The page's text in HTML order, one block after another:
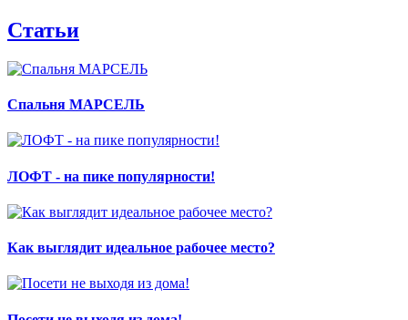
Статьи
Спальня МАРСЕЛЬ
ЛОФТ - на пике популярности!
Как выглядит идеальное рабочее место?